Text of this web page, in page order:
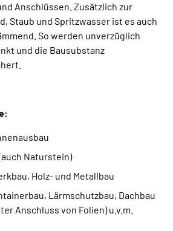
Anschlüssen. Zusätzlich zur
Staub und Spritzwasser ist es auch
So werden unverzüglich
und die Bausubstanz
Naturstein)
Holz- und Metallbau
Lärmschutzbau, Dachbau
Anschluss von Folien) u.v.m.